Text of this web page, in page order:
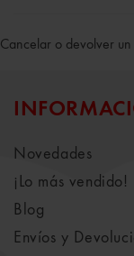
Cancelar o devolver
Novedades
¡Lo más vendido!
Blog
Envíos y